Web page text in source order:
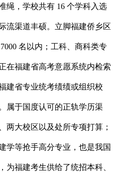
绳，学校共有 16 个学科入选
流渠道丰硕。立脚福建侨乡区
名以内；工科、商科类专
在福建省高考意愿系统内检索
建省专业统考绩绩或组织校
属于国度认可的正轨学历渠
两大校区以及处所专项打算；
学等抢手高分专业，也是我国
为福建考生供给了统招本科、